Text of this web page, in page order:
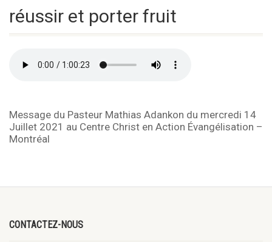
réussir et porter fruit
Message du Pasteur Mathias Adankon du mercredi 14
Juillet 2021 au Centre Christ en Action Évangélisation –
Montréal
CONTACTEZ-NOUS